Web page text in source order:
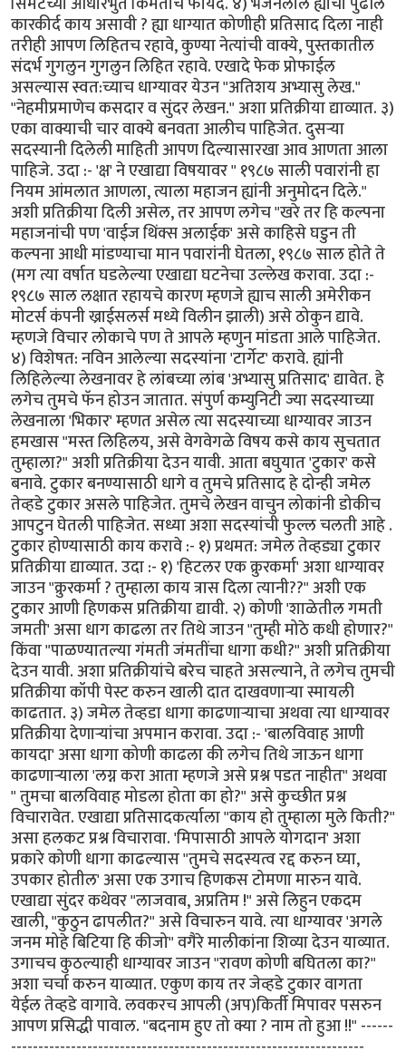
कारकीर्द काय असावी ? ह्या धाग्यात कोणीही प्रतिसाद दिला नाही
तरीही आपण लिहितच रहावे, कुण्या नेत्यांची वाक्ये, पुस्तकातील
संदर्भ गुगलुन गुगलुन लिहित रहावे. एखादे फेक प्रोफाईल
असल्यास स्वत:च्याच धाग्यावर येउन "अतिशय अभ्यासु लेख."
"नेहमीप्रमाणेच कसदार व सुंदर लेखन." अशा प्रतिक्रीया द्याव्यात. ३)
एका वाक्याची चार वाक्ये बनवता आलीच पाहिजेत. दुसर्‍या
सदस्यानी दिलेली माहिती आपण दिल्यासारखा आव आणता आला
पाहिजे. उदा :- 'क्ष' ने एखाद्या विषयावर " १९८७ साली पवारांनी हा
नियम आंमलात आणला, त्याला महाजन ह्यांनी अनुमोदन दिले."
अशी प्रतिक्रीया दिली असेल, तर आपण लगेच "खरे तर हि कल्पना
महाजनांची पण 'वाईज थिंक्स अलाईक' असे काहिसे घडुन ती
कल्पना आधी मांडण्याचा मान पवारांनी घेतला, १९८७ साल होते ते
(मग त्या वर्षात घडलेल्या एखाद्या घटनेचा उल्लेख करावा. उदा :-
१९८७ साल लक्षात रहायचे कारण म्हणजे ह्याच साली अमेरीकन
मोटर्स कंपनी ख्राईसलर्स मध्ये विलीन झाली) असे ठोकुन द्यावे.
म्हणजे विचार लोकाचे पण ते आपले म्हणुन मांडता आले पाहिजेत.
४) विशेषत: नविन आलेल्या सदस्यांना 'टार्गेट' करावे. ह्यांनी
लिहिलेल्या लेखनावर हे लांबच्या लांब 'अभ्यासु प्रतिसाद' द्यावेत. हे
लगेच तुमचे फॅन होउन जातात. संपुर्ण कम्युनिटी ज्या सदस्याच्या
लेखनाला 'भिकार' म्हणत असेल त्या सदस्याच्या धाग्यावर जाउन
हमखास "मस्त लिहिलय, असे वेगवेगळे विषय कसे काय सुचतात
तुम्हाला?" अशी प्रतिक्रीया देउन यावी. आता बघुयात 'टुकार' कसे
बनावे. टुकार बनण्यासाठी धागे व तुमचे प्रतिसाद हे दोन्ही जमेल
तेव्हडे टुकार असले पाहिजेत. तुमचे लेखन वाचुन लोकांनी डोकीच
आपटुन घेतली पाहिजेत. सध्या अशा सदस्यांची फुल्ल चलती आहे .
टुकार होण्यासाठी काय करावे :- १) प्रथमत: जमेल तेव्हड्या टुकार
प्रतिक्रीया द्याव्यात. उदा :- १) 'हिटलर एक क्रुरकर्मा' अशा धाग्यावर
जाउन "क्रुरकर्मा ? तुम्हाला काय त्रास दिला त्यानी??" अशी एक
टुकार आणी हिणकस प्रतिक्रीया द्यावी. २) कोणी 'शाळेतील गमती
जमती' असा धाग काढला तर तिथे जाउन "तुम्ही मोठे कधी होणार?"
किंवा "पाळण्यातल्या गंमती जंमतींचा धागा कधी?" अशी प्रतिक्रीया
देउन यावी. अशा प्रतिक्रीयांचे बरेच चाहते असल्याने, ते लगेच तुमची
प्रतिक्रीया कॉपी पेस्ट करुन खाली दात दाखवणार्‍या स्मायली
काढतात. ३) जमेल तेव्हडा धागा काढणार्‍याचा अथवा त्या धाग्यावर
प्रतिक्रीया देणार्‍यांचा अपमान करावा. उदा :- 'बालविवाह आणी
कायदा' असा धागा कोणी काढला की लगेच तिथे जाऊन धागा
काढणार्‍याला 'लग्न करा आता म्हणजे असे प्रश्न पडत नाहीत" अथवा
" तुमचा बालविवाह मोडला होता का हो?" असे कुच्छीत प्रश्न
विचारावेत. एखाद्या प्रतिसादकर्त्याला "काय हो तुम्हाला मुले किती?"
असा हलकट प्रश्न विचारावा. 'मिपासाठी आपले योगदान' अशा
प्रकारे कोणी धागा काढल्यास "तुमचे सदस्यत्व रद्द करुन घ्या,
उपकार होतील' असा एक उगाच हिणकस टोमणा मारुन यावे.
एखाद्या सुंदर कथेवर "लाजवाब, अप्रतिम !" असे लिहुन एकदम
खाली, "कुठुन ढापलीत?" असे विचारुन यावे. त्या धाग्यावर 'अगले
जनम मोहे बिटिया हि कीजो" वगैरे मालीकांना शिव्या देउन याव्यात.
उगाचच कुठल्याही धाग्यावर जाउन "रावण कोणी बघितला का?"
अशा चर्चा करुन याव्यात. एकुण काय तर जेव्हडे टुकार वागता
येईल तेव्हडे वागावे. लवकरच आपली (अप)किर्ती मिपावर पसरुन
आपण प्रसिद्धी पावाल. "बदनाम हुए तो क्या ? नाम तो हुआ !!" ------
-----------------------------------------------------------------